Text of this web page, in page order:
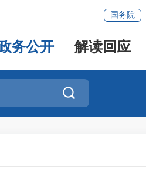
国务院
务公开 解读回应
